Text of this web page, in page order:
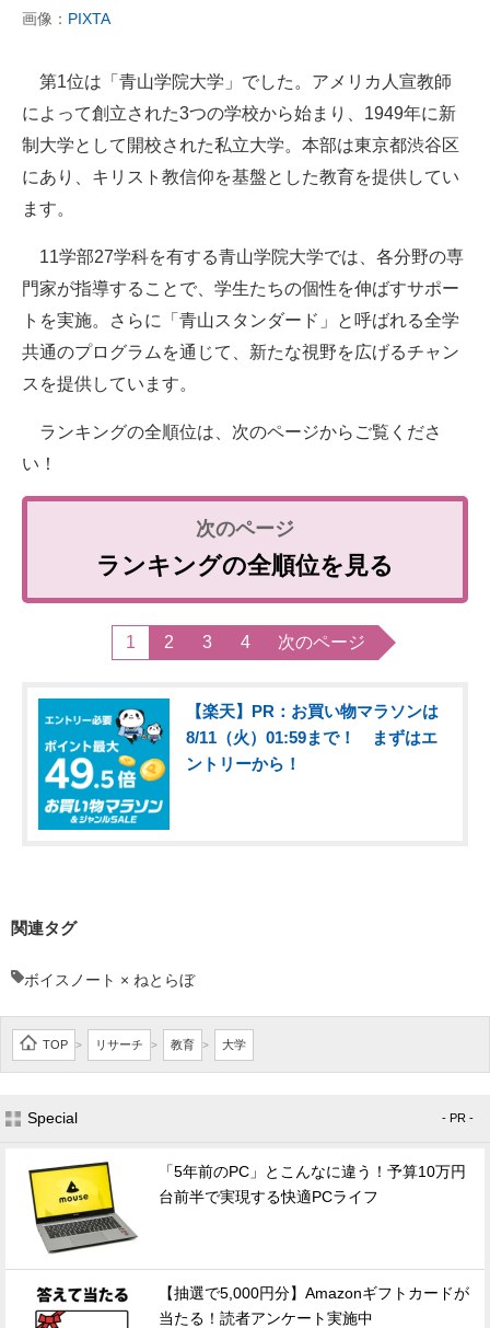
画像： PIXTA
第1位は「青山学院大学」でした。アメリカ人宣教師
によって創立された3つの学校から始まり、1949年に新
制大学として開校された私立大学。本部は東京都渋谷区
にあり、キリスト教信仰を基盤とした教育を提供してい
ます。
11学部27学科を有する青山学院大学では、各分野の専
門家が指導することで、学生たちの個性を伸ばすサポー
トを実施。さらに「青山スタンダード」と呼ばれる全学
共通のプログラムを通じて、新たな視野を広げるチャン
スを提供しています。
ランキングの全順位は、次のページからご覧くださ
い！
ランキングの全順位を見る
1 2 3 4 次のページ
【楽天】PR：お買い物マラソンは
8/11（火）01:59まで！ まずはエ
ントリーから！
関連タグ
ボイスノート × ねとらぼ
TOP > リサーチ > 教育 > 大学
Special - PR -
「5年前のPC」とこんなに違う！予算10万円
台前半で実現する快適PCライフ
【抽選で5,000円分】Amazonギフトカードが
当たる！読者アンケート実施中